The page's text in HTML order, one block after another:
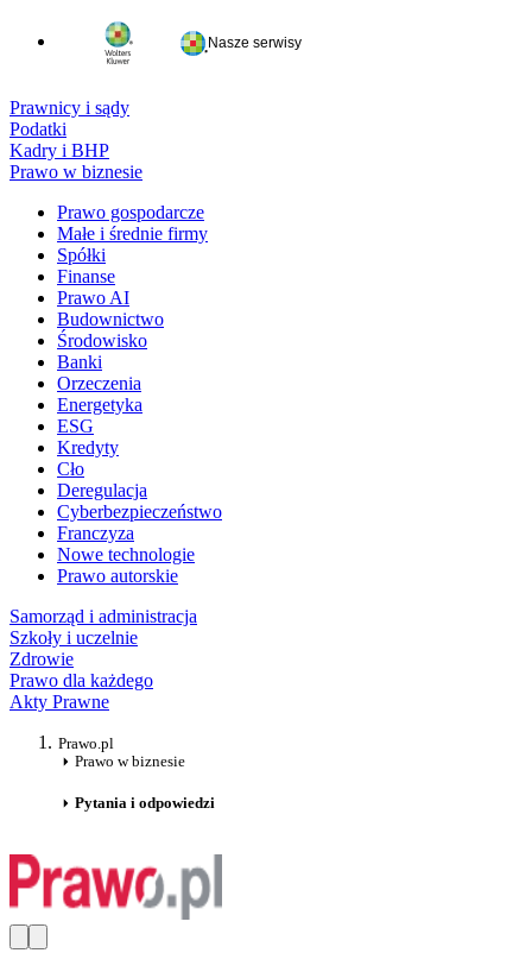
Nasze serwisy
Prawnicy i sądy
Podatki
Kadry i BHP
Prawo w biznesie
Prawo gospodarcze
Małe i średnie firmy
Spółki
Finanse
Prawo AI
Budownictwo
Środowisko
Banki
Orzeczenia
Energetyka
ESG
Kredyty
Cło
Deregulacja
Cyberbezpieczeństwo
Franczyza
Nowe technologie
Prawo autorskie
Samorząd i administracja
Szkoły i uczelnie
Zdrowie
Prawo dla każdego
Akty Prawne
Prawo.pl
Prawo w biznesie
Pytania i odpowiedzi